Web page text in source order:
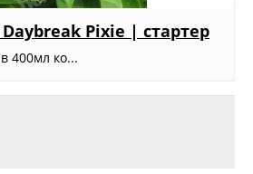
Pixie | стартер
400мл ко...